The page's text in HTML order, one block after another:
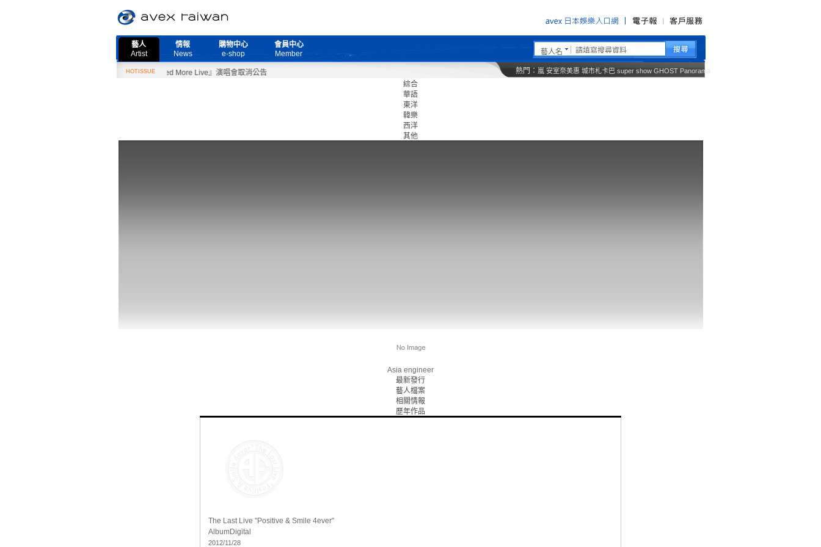
藝人
Artist
情報
News
購物中心
e-shop
會員中心
Member
藝人名
HOTISSUE
2月27日『Need More Live』演唱會取消公告 熱門： 嵐 安室奈美惠 城市札卡巴 super show GHOST Panorama
綜合
華語
東洋
韓樂
西洋
其他
Asia engineer
最新發行
藝人檔案
相關情報
歷年作品
The Last Live "Positive & Smile 4ever"
AlbumDigital
2012/11/28